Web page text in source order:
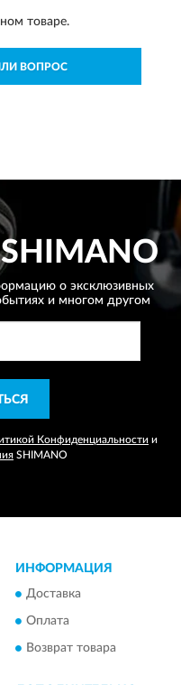
товаре.
ВОПРОС
о эксклюзивных
и многом другом
Конфиденциальности и
SHIMANO
ИНФОРМАЦИЯ
Доставка
Оплата
Возврат товара